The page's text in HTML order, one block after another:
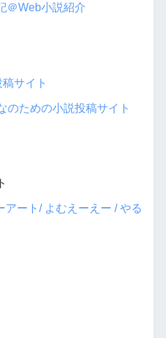
＠Web小説紹介
サイト
のための小説投稿サイト
ート/ よむえーえー / やる